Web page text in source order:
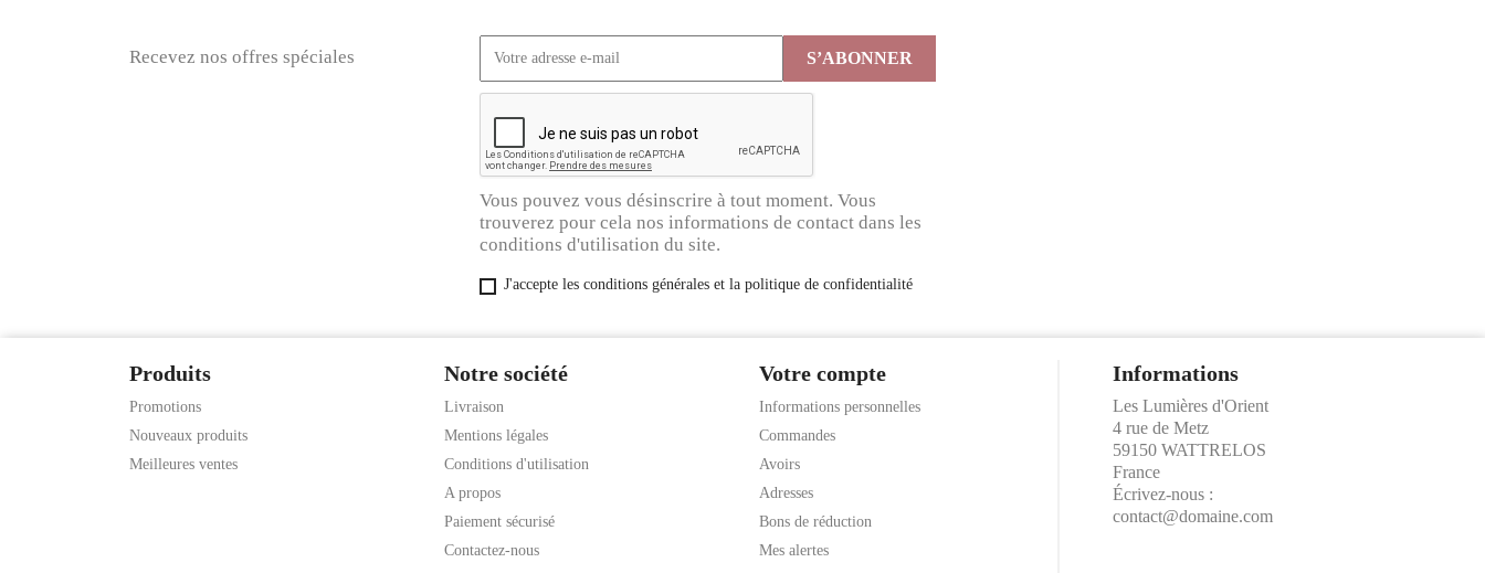
Recevez nos offres spéciales
Vous pouvez vous désinscrire à tout moment. Vous
trouverez pour cela nos informations de contact dans les
conditions d'utilisation du site.
J'accepte les conditions générales et la politique de confidentialité
Produits
Promotions
Nouveaux produits
Meilleures ventes
Notre société
Livraison
Mentions légales
Conditions d'utilisation
A propos
Paiement sécurisé
Contactez-nous
Votre compte
Informations personnelles
Commandes
Avoirs
Adresses
Bons de réduction
Mes alertes
Informations
Les Lumières d'Orient
4 rue de Metz
59150 WATTRELOS
France
Écrivez-nous :
contact@domaine.com